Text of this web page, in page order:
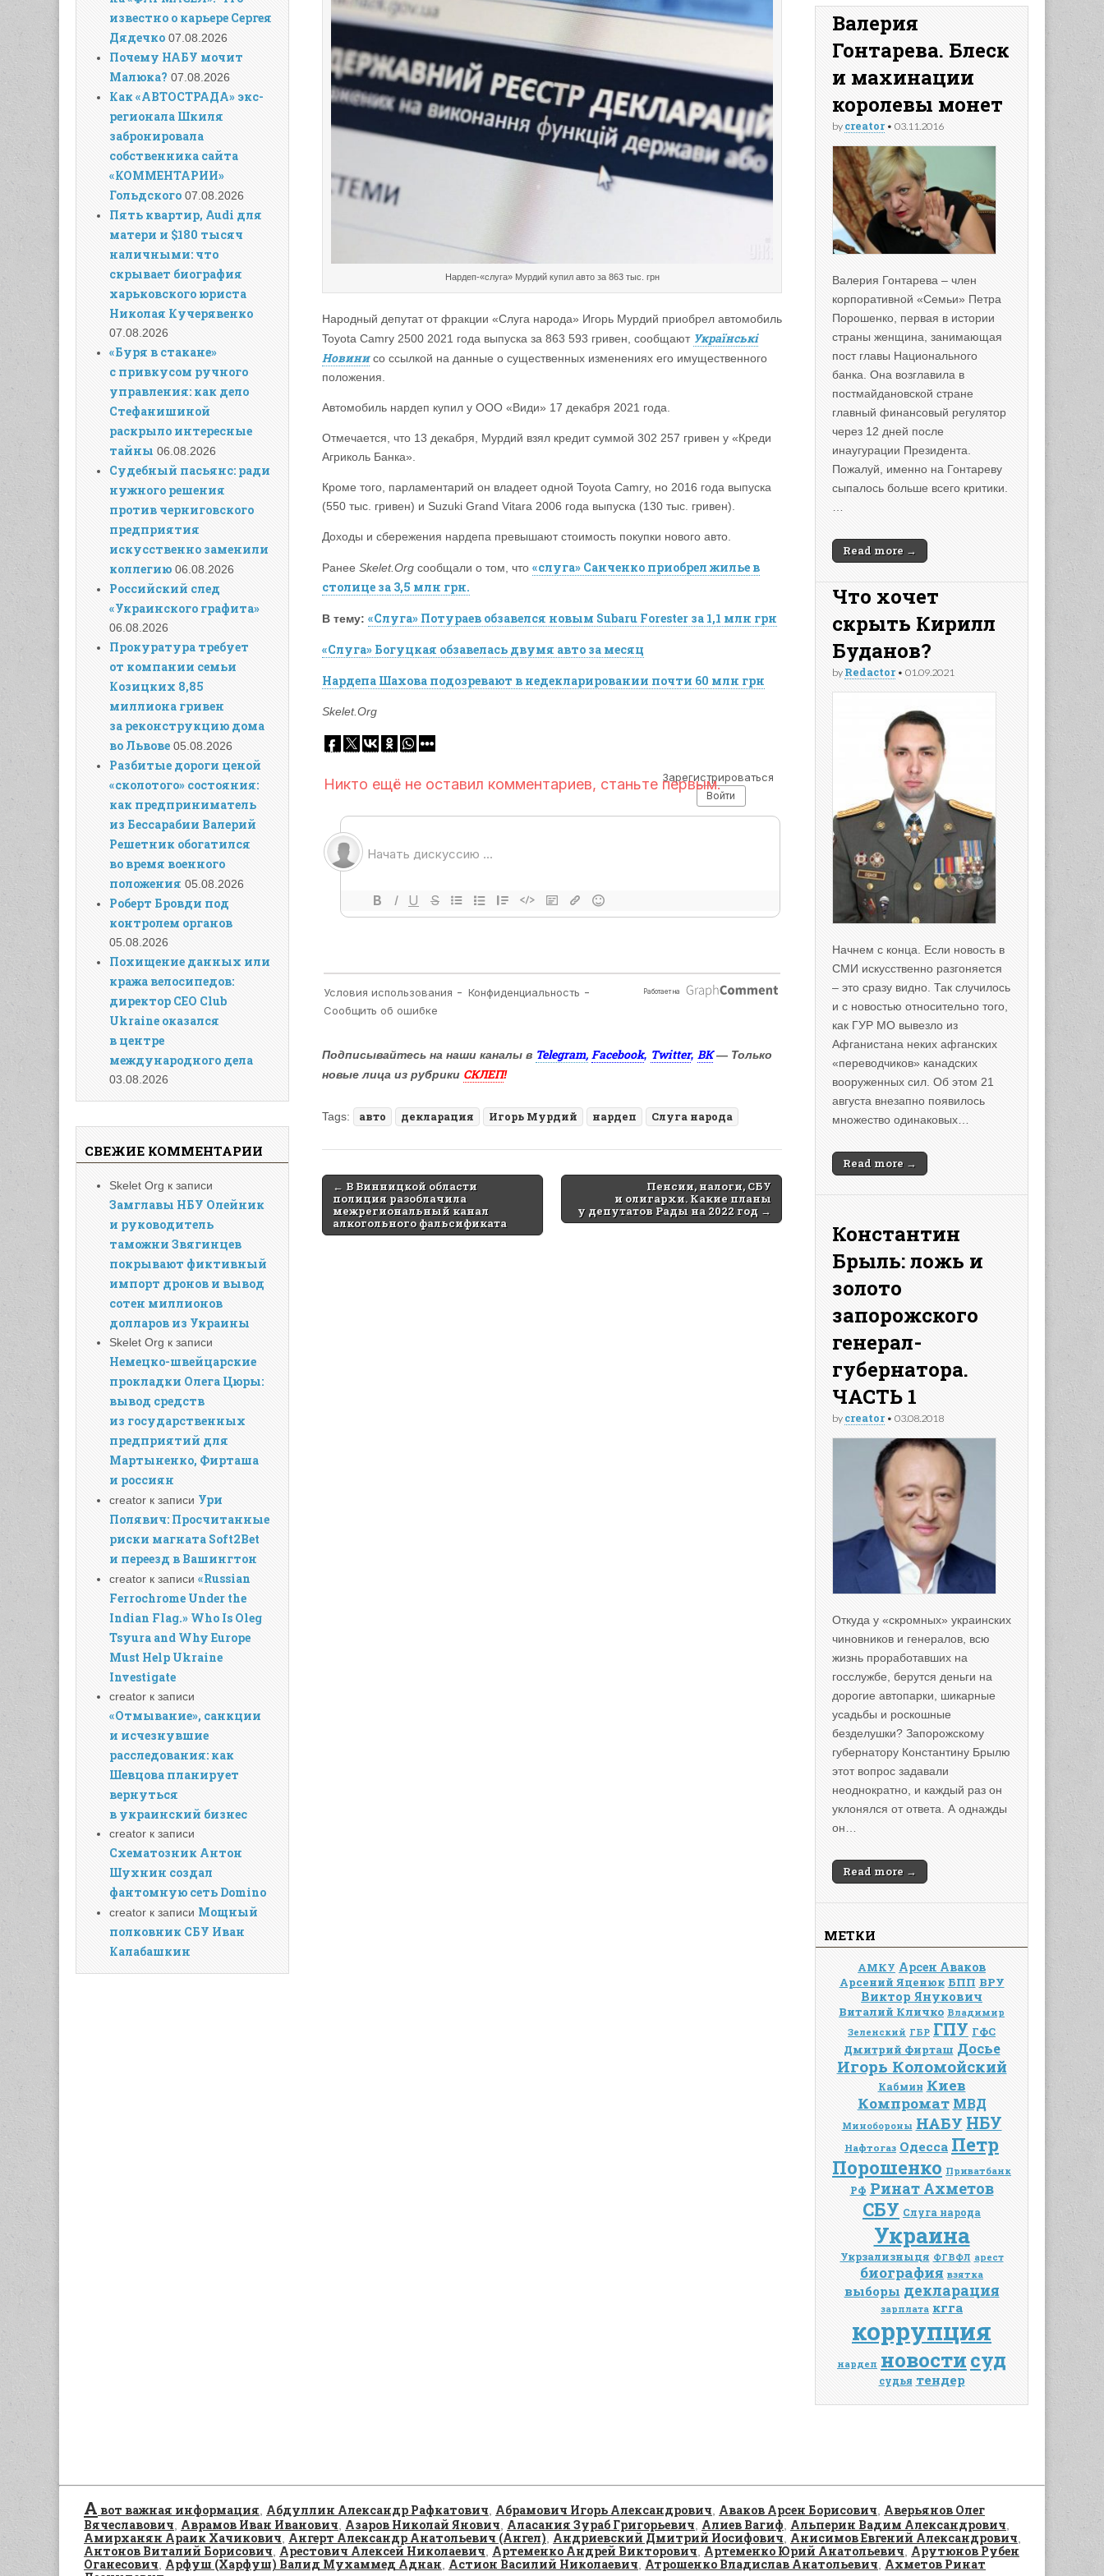
Нардеп-«слуга» Мурдий купил авто за 863 тыс. грн
Народный депутат от фракции «Слуга народа» Игорь Мурдий приобрел автомобиль
Toyota Camry 2500 2021 года выпуска за 863 593 гривен, сообщают Українськi
Новини со ссылкой на данные о существенных изменениях его имущественного
положения.
Автомобиль нардеп купил у ООО «Види» 17 декабря 2021 года.
Отмечается, что 13 декабря, Мурдий взял кредит суммой 302 257 гривен у «Креди
Агриколь Банка».
Кроме того, парламентарий он владеет одной Toyota Camry, но 2016 года выпуска
(550 тыс. гривен) и Suzuki Grand Vitara 2006 года выпуска (130 тыс. гривен).
Доходы и сбережения нардепа превышают стоимость покупки нового авто.
Ранее Skelet.Org сообщали о том, что «слуга» Санченко приобрел жилье в
столице за 3,5 млн грн.
В тему: «Слуга» Потураев обзавелся новым Subaru Forester за 1,1 млн грн
«Слуга» Богуцкая обзавелась двумя авто за месяц
Нардепа Шахова подозревают в недекларировании почти 60 млн грн
Skelet.Org
Подписывайтесь на наши каналы в Telegram, Facebook, Twitter, ВК — Только
новые лица из рубрики СКЛЕП!
Tags: авто декларация Игорь Мурдий нардеп Слуга народа
Post
navigation
← В Винницкой области
полиция разоблачила
межрегиональный канал
алкогольного фальсификата
Пенсии, налоги, СБУ
и олигархи. Какие планы
у депутатов Рады на 2022 год →
известно о карьере Сергея
Дядечко 07.08.2026
Почему НАБУ мочит
Малюка? 07.08.2026
Как «АВТОСТРАДА» экс-
регионала Шкиля
забронировала
собственника сайта
«КОММЕНТАРИИ»
Гольдского 07.08.2026
Пять квартир, Audi для
матери и $180 тысяч
наличными: что
скрывает биография
харьковского юриста
Николая Кучерявенко
07.08.2026
«Буря в стакане»
с привкусом ручного
управления: как дело
Стефанишиной
раскрыло интересные
тайны 06.08.2026
Судебный пасьянс: ради
нужного решения
против черниговского
предприятия
искусственно заменили
коллегию 06.08.2026
Российский след
«Украинского графита»
06.08.2026
Прокуратура требует
от компании семьи
Козицких 8,85
миллиона гривен
за реконструкцию дома
во Львове 05.08.2026
Разбитые дороги ценой
«сколотого» состояния:
как предприниматель
из Бессарабии Валерий
Решетник обогатился
во время военного
положения 05.08.2026
Роберт Бровди под
контролем органов
05.08.2026
Похищение данных или
кража велосипедов:
директор CEO Club
Ukraine оказался
в центре
международного дела
03.08.2026
СВЕЖИЕ КОММЕНТАРИИ
Skelet Org к записи
Замглавы НБУ Олейник
и руководитель
таможни Звягинцев
покрывают фиктивный
импорт дронов и вывод
сотен миллионов
долларов из Украины
Skelet Org к записи
Немецко-швейцарские
прокладки Олега Цюры:
вывод средств
из государственных
предприятий для
Мартыненко, Фирташа
и россиян
creator к записи Ури
Полявич: Просчитанные
риски магната Soft2Bet
и переезд в Вашингтон
creator к записи «Russian
Ferrochrome Under the
Indian Flag.» Who Is Oleg
Tsyura and Why Europe
Must Help Ukraine
Investigate
creator к записи
«Отмывание», санкции
и исчезнувшие
расследования: как
Шевцова планирует
вернуться
в украинский бизнес
creator к записи
Схематозник Антон
Шухнин создал
фантомную сеть Domino
creator к записи Мощный
полковник СБУ Иван
Калабашкин
Валерия
Гонтарева. Блеск
и махинации
королевы монет
by creator• 03.11.2016
Валерия Гонтарева – член
корпоративной «Семьи» Петра
Порошенко, первая в истории
страны женщина, занимающая
пост главы Национального
банка. Она возглавила в
постмайдановской стране
главный финансовый регулятор
через 12 дней после
инаугурации Президента.
Пожалуй, именно на Гонтареву
сыпалось больше всего критики.
…
Read more →
Что хочет
скрыть Кирилл
Буданов?
by Redactor• 01.09.2021
Начнем с конца. Если новость в
СМИ искусственно разгоняется
– это сразу видно. Так случилось
и с новостью относительно того,
как ГУР МО вывезло из
Афганистана неких афганских
«переводчиков» канадских
вооруженных сил. Об этом 21
августа внезапно появилось
множество одинаковых…
Read more →
Константин
Брыль: ложь и
золото
запорожского
генерал-
губернатора.
ЧАСТЬ 1
by creator• 03.08.2018
Откуда у «скромных» украинских
чиновников и генералов, всю
жизнь проработавших на
госслужбе, берутся деньги на
дорогие автопарки, шикарные
усадьбы и роскошные
безделушки? Запорожскому
губернатору Константину Брылю
этот вопрос задавали
неоднократно, и каждый раз он
уклонялся от ответа. А однажды
он…
Read more →
МЕТКИ
АМКУ Арсен Аваков
Арсений Яценюк БПП ВРУ
Виктор Янукович
Виталий Кличко Владимир
Зеленский ГБР ГПУ ГФС
Дмитрий Фирташ Досье
Игорь Коломойский
Кабмин Киев
Компромат МВД
Минобороны НАБУ НБУ
Нафтогаз Одесса Петр
Порошенко Приватбанк
РФ Ринат Ахметов
СБУ Слуга народа
Украина
Укрзализныця ФГВФЛ арест
биография взятка
выборы декларация
зарплата кгга
коррупция
нардеп новостисуд
судья тендер
А вот важная информация Абдуллин Александр Рафкатович Абрамович Игорь Александрович Аваков Арсен Борисович Аверьянов Олег
Вячеславович Аврамов Иван Иванович Азаров Николай Янович Аласания Зураб Григорьевич Алиев Вагиф Альперин Вадим Александрович
Амирханян Араик Хачикович Ангерт Александр Анатольевич (Ангел) Андриевский Дмитрий Иосифович Анисимов Евгений Александрович
Антонов Виталий Борисович Арестович Алексей Николаевич Артеменко Андрей Викторович Артеменко Юрий Анатольевич Арутюнов Рубен
Оганесович Арфуш (Харфуш) Валид Мухаммед Аднан Астион Василий Николаевич Атрошенко Владислав Анатольевич Ахметов Ринат